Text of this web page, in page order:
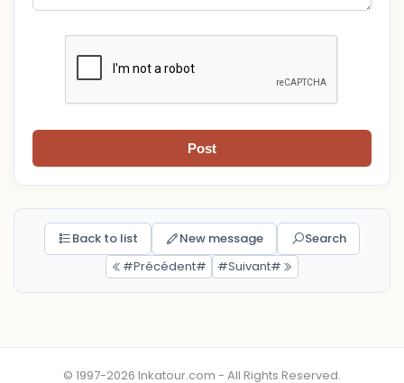
Post
Back to list New message
Search
#Précédent#
#Suivant#
© 1997-2026 Inkatour.com - All Rights Reserved.